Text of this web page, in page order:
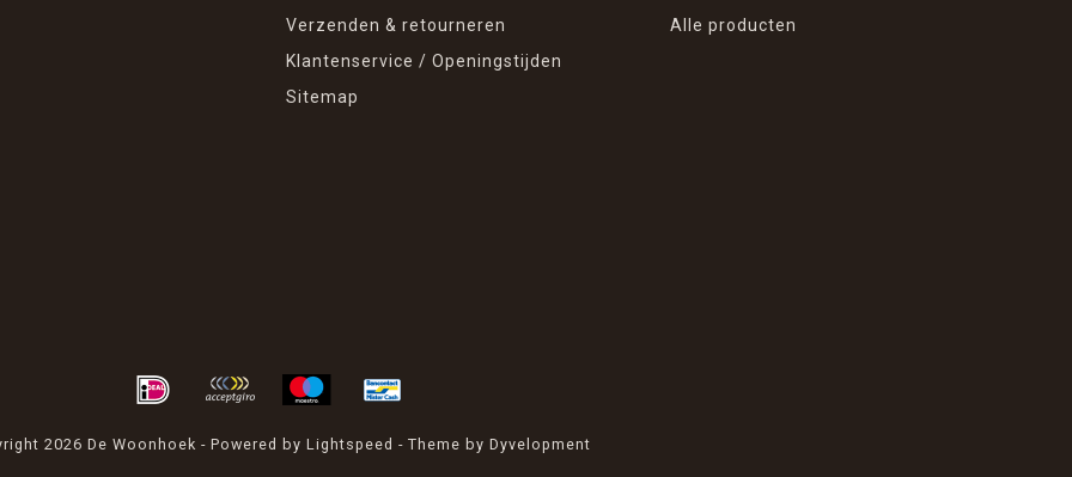
Verzenden & retourneren
Klantenservice / Openingstijden
Sitemap
Alle producten
2026 De Woonhoek - Powered by Lightspeed - Theme by Dyvelopment